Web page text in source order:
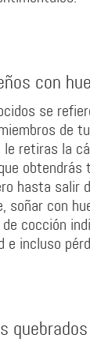
con
se
de
le retiras la
obtendrás
hasta salir
soñar con
cocción
e incluso
quebrados